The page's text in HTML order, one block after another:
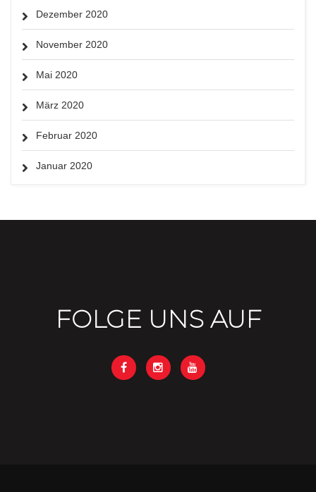
Dezember 2020
November 2020
Mai 2020
März 2020
Februar 2020
Januar 2020
FOLGE UNS AUF